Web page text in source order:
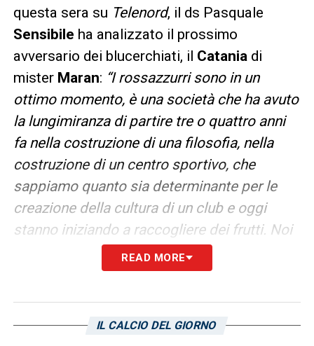
questa sera su Telenord, il ds Pasquale
Sensibile ha analizzato il prossimo
avversario dei blucerchiati, il Catania di
mister Maran: “I rossazzurri sono in un
ottimo momento, è una società che ha avuto
la lungimiranza di partire tre o quattro anni
fa nella costruzione di una filosofia, nella
costruzione di un centro sportivo, che
sappiamo quanto sia determinante per le
creazione della cultura di un club e oggi
stanno iniziando a raccogliere dei frutti. Noi
andiamo in casa loro, andiamo al “Cibali” che
è un campo storicamente molto caldo e
dimostrato, un paio di settimane fa a
READ MORE
IL CALCIO DEL GIORNO